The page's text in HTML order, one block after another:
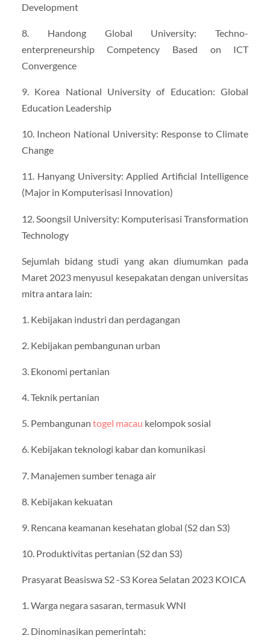
Development
8. Handong Global University: Techno-
enterpreneurship Competency Based on ICT
Convergence
9. Korea National University of Education: Global
Education Leadership
10. Incheon National University: Response to Climate
Change
11. Hanyang University: Applied Artificial Intelligence
(Major in Komputerisasi Innovation)
12. Soongsil University: Komputerisasi Transformation
Technology
Sejumlah bidang studi yang akan diumumkan pada
Maret 2023 menyusul kesepakatan dengan universitas
mitra antara lain:
1. Kebijakan industri dan perdagangan
2. Kebijakan pembangunan urban
3. Ekonomi pertanian
4. Teknik pertanian
5. Pembangunan togel macau kelompok sosial
6. Kebijakan teknologi kabar dan komunikasi
7. Manajemen sumber tenaga air
8. Kebijakan kekuatan
9. Rencana keamanan kesehatan global (S2 dan S3)
10. Produktivitas pertanian (S2 dan S3)
Prasyarat Beasiswa S2 -S3 Korea Selatan 2023 KOICA
1. Warga negara sasaran, termasuk WNI
2. Dinominasikan pemerintah: